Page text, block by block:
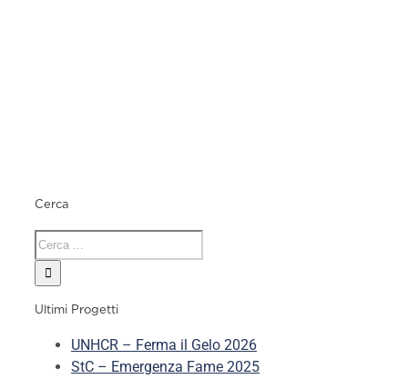
Cerca
Ultimi Progetti
UNHCR – Ferma il Gelo 2026
StC – Emergenza Fame 2025